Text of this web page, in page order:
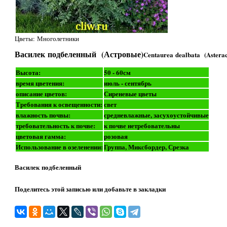
Цветы: Многолетники
Василек подбеленный (Астровые)Centaurea dealbata
Высота:
50 - 60см
время цветения:
июль - сентябрь
описание цветов:
Сиреневые цветы
Требования к освещенности: свет
влажность почвы:
средневлажные, засухоустойчивые
требовательность к почве:
к почве нетребовательны
цветовая гамма:
розовая
Использование в озеленении:Группа, Миксбордер, Срезка
Василек подбеленный
Поделитесь этой записью или добавьте в закладки